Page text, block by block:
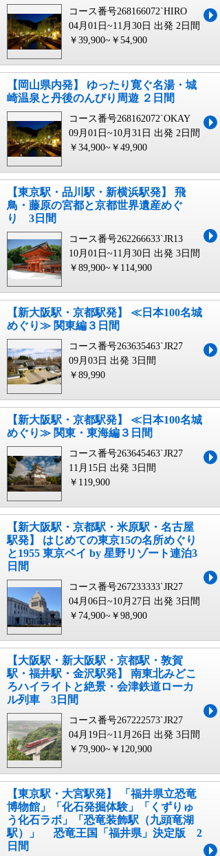
コース番号268166072`HIRO
04月01日~11月30日 出発 2日間
￥39,900~￥54,900
【岡山県内発】 ゆったり寛ぐ名湯・城
崎温泉と丹後のんびり周遊 ２日間
コース番号268162072`OKAY
09月01日~10月31日 出発 2日間
￥34,900~￥49,900
【東京駅・品川駅・新横浜駅発】 飛
鳥・藤原の宮都と京都世界遺産めぐ
り 3日間
コース番号262266633`JR13
10月01日~11月30日 出発 3日間
￥89,900~￥114,900
【新大阪駅・京都駅発】 ≪日本100名城
めぐり≫ 関東編３日間
コース番号263635463`JR27
09月03日 出発 3日間
￥89,990
【新大阪駅・京都駅発】 ≪日本100名城
めぐり≫ 関東・東海編３日間
コース番号263645463`JR27
11月15日 出発 3日間
￥119,900
【新大阪駅・京都駅・米原駅・名古屋
駅発】 はじめての東京15の名所めぐり
と1955 東京ベイ by 星野リゾート連泊3
日間
コース番号267233333`JR27
04月06日~10月27日 出発 3日間
￥74,900~￥98,900
【大阪駅・新大阪駅・京都駅・敦賀
駅・福井駅・金沢駅発】 南東北みどこ
ろハイライトと絶景・会津鉄道ローカ
ル列車 3日間
コース番号267222573`JR27
04月19日~11月26日 出発 3日間
￥79,900~￥120,900
【東京駅・大宮駅発】 「福井県立恐竜
博物館」「化石発掘体験」「くずりゅ
う化石ラボ」「恐竜装飾駅（九頭竜湖
駅）」 恐竜王国「福井県」決定版 2
日間